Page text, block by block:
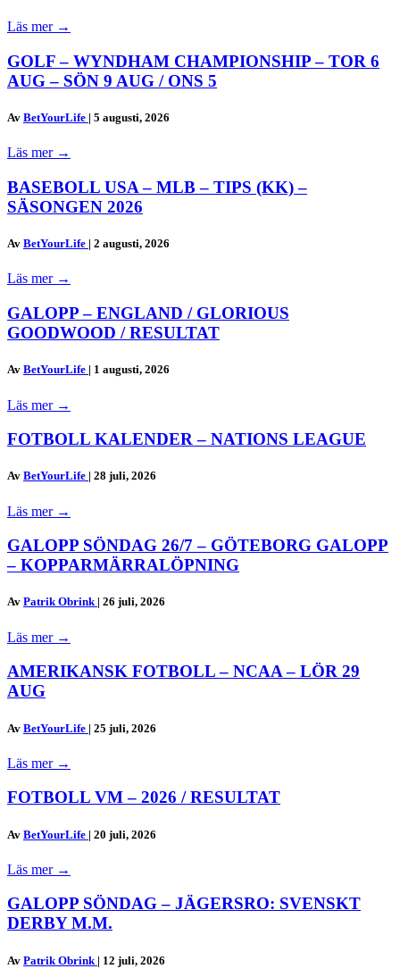
Läs mer →
GOLF – WYNDHAM CHAMPIONSHIP – TOR 6
AUG – SÖN 9 AUG / ONS 5
Av BetYourLife | 5 augusti, 2026
Läs mer →
BASEBOLL USA – MLB – TIPS (KK) –
SÄSONGEN 2026
Av BetYourLife | 2 augusti, 2026
Läs mer →
GALOPP – ENGLAND / GLORIOUS
GOODWOOD / RESULTAT
Av BetYourLife | 1 augusti, 2026
Läs mer →
FOTBOLL KALENDER – NATIONS LEAGUE
Av BetYourLife | 28 juli, 2026
Läs mer →
GALOPP SÖNDAG 26/7 – GÖTEBORG GALOPP
– KOPPARMÄRRALÖPNING
Av Patrik Obrink | 26 juli, 2026
Läs mer →
AMERIKANSK FOTBOLL – NCAA – LÖR 29
AUG
Av BetYourLife | 25 juli, 2026
Läs mer →
FOTBOLL VM – 2026 / RESULTAT
Av BetYourLife | 20 juli, 2026
Läs mer →
GALOPP SÖNDAG – JÄGERSRO: SVENSKT
DERBY M.M.
Av Patrik Obrink | 12 juli, 2026